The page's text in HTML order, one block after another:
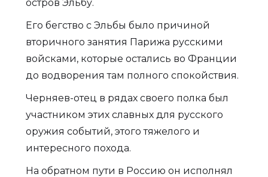
остров Эльбу.
Его бегство с Эльбы было причиной
вторичного занятия Парижа русскими
войсками, которые остались во Франции
до водворения там полного спокойствия.
Черняев-отец в рядах своего полка был
участником этих славных для русского
оружия событий, этого тяжелого и
интересного похода.
На обратном пути в Россию он исполнял